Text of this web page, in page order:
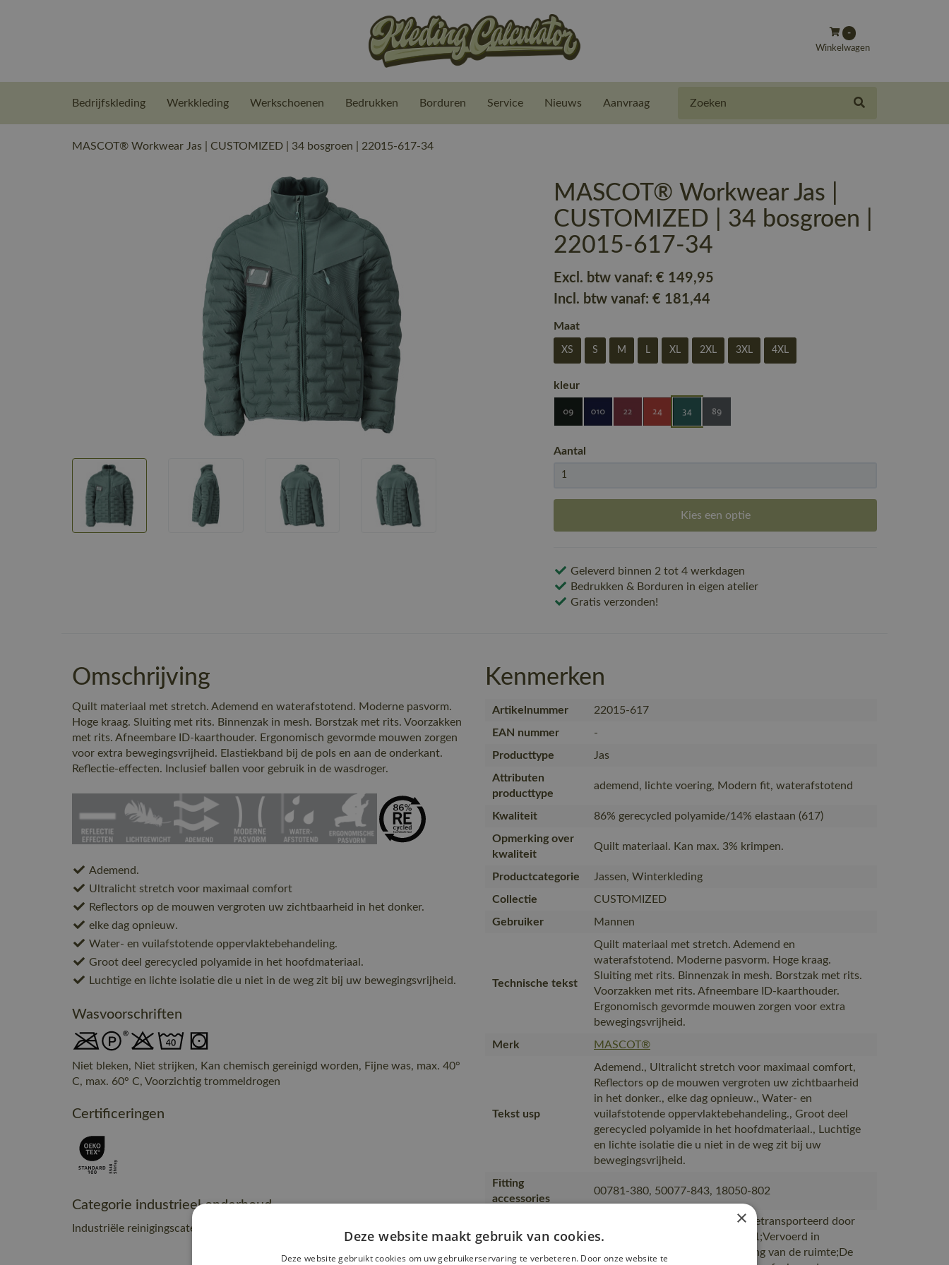
-
Winkelwagen
Bedrijfskleding Werkkleding Werkschoenen Bedrukken Borduren Service Nieuws Aanvraag
MASCOT® Workwear Jas | CUSTOMIZED | 34 bosgroen | 22015-617-34
MASCOT® Workwear Jas |
CUSTOMIZED | 34 bosgroen |
22015-617-34
Excl. btw vanaf:€ 149,95
Incl. btw vanaf:€ 181,44
Maat
XS S M L XL 2XL 3XL 4XL
kleur
Aantal
Kies een optie
Geleverd binnen 2 tot 4 werkdagen
Bedrukken & Borduren in eigen atelier
Gratis verzonden!
Omschrijving
Quilt materiaal met stretch. Ademend en waterafstotend. Moderne pasvorm.
Hoge kraag. Sluiting met rits. Binnenzak in mesh. Borstzak met rits. Voorzakken
met rits. Afneembare ID-kaarthouder. Ergonomisch gevormde mouwen zorgen
voor extra bewegingsvrijheid. Elastiekband bij de pols en aan de onderkant.
Reflectie-effecten. Inclusief ballen voor gebruik in de wasdroger.
Ademend.
Ultralicht stretch voor maximaal comfort
Reflectors op de mouwen vergroten uw zichtbaarheid in het donker.
elke dag opnieuw.
Water- en vuilafstotende oppervlaktebehandeling.
Groot deel gerecycled polyamide in het hoofdmateriaal.
Luchtige en lichte isolatie die u niet in de weg zit bij uw bewegingsvrijheid.
Wasvoorschriften
Niet bleken, Niet strijken, Kan chemisch gereinigd worden, Fijne was, max. 40°
C, max. 60° C, Voorzichtig trommeldrogen
Certificeringen
Categorie industrieel onderhoud
Industriële reinigingscategorie C1
Kenmerken
Artikelnummer
22015-617
EAN nummer
-
Producttype
Jas
Attributen
producttype
ademend, lichte voering, Modern fit, waterafstotend
Kwaliteit
86% gerecycled polyamide/14% elastaan (617)
Opmerking over
kwaliteit
Quilt materiaal. Kan max. 3% krimpen.
Productcategorie
Jassen, Winterkleding
Collectie
CUSTOMIZED
Gebruiker
Mannen
Technische tekst
Quilt materiaal met stretch. Ademend en
waterafstotend. Moderne pasvorm. Hoge kraag.
Sluiting met rits. Binnenzak in mesh. Borstzak met rits.
Voorzakken met rits. Afneembare ID-kaarthouder.
Ergonomisch gevormde mouwen zorgen voor extra
bewegingsvrijheid.
Merk
MASCOT®
Tekst usp
Ademend., Ultralicht stretch voor maximaal comfort,
Reflectors op de mouwen vergroten uw zichtbaarheid
in het donker., elke dag opnieuw., Water- en
vuilafstotende oppervlaktebehandeling., Groot deel
gerecycled polyamide in het hoofdmateriaal., Luchtige
en lichte isolatie die u niet in de weg zit bij uw
bewegingsvrijheid.
Fitting
accessories
00781-380, 50077-843, 18050-802
Van productie naar magazijnen getransporteerd door
transportpartners met ISO 14001;Vervoerd in
zendingen met maximale benutting van de ruimte;De
×
Deze website maakt gebruik van cookies.
Deze website gebruikt cookies om uw gebruikerservaring te verbeteren. Door onze website te